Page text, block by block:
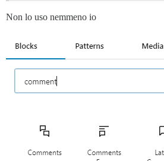
Non lo uso nemmeno io